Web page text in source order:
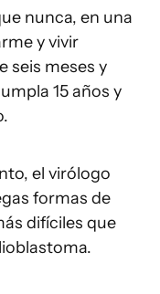
nunca, en una
y vivir
seis meses y
15 años y
el virólogo
formas de
difíciles que